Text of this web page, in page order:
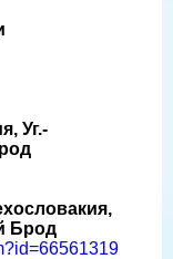
Уг.-
Брод